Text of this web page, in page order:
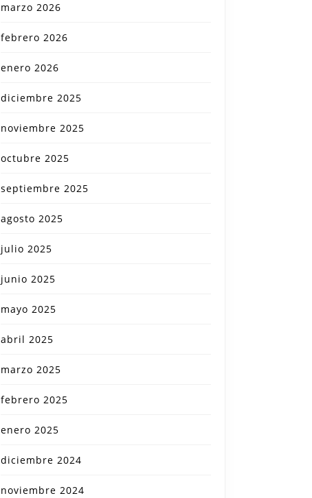
marzo 2026
febrero 2026
enero 2026
diciembre 2025
noviembre 2025
octubre 2025
septiembre 2025
agosto 2025
julio 2025
junio 2025
mayo 2025
abril 2025
marzo 2025
febrero 2025
enero 2025
diciembre 2024
noviembre 2024